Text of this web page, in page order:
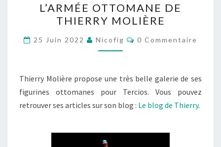
OTTOMANE
DE
THIERRY
MOLIÈRE
L’ARMÉE OTTOMANE DE
THIERRY MOLIÈRE
25 Juin 2022 Nicofig Commentaires
0 Commentaire
Thierry Molière propose une très belle galerie de ses
figurines ottomanes pour Tercios. Vous pouvez
retrouver ses articles sur son blog : Le blog de Thierry.